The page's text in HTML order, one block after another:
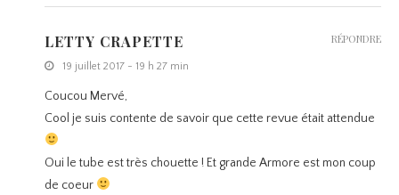
LETTY CRAPETTE
19 juillet 2017 - 19 h 27 min
Coucou Mervé,
Cool je suis contente de savoir que cette revue était attendue
Oui le tube est très chouette ! Et grande Armore est mon coup
de coeur
RÉPONDRE